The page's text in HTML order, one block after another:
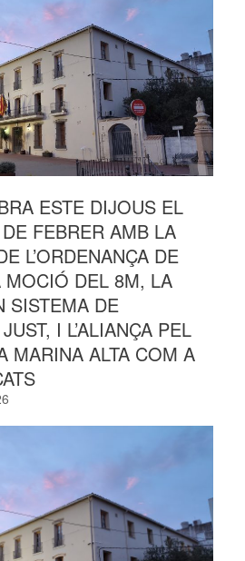
ESTE DIJOUS EL
FEBRER AMB LA
L’ORDENANÇA DE
MOCIÓ DEL 8M, LA
SISTEMA DE
I L’ALIANÇA PEL
MARINA ALTA COM A